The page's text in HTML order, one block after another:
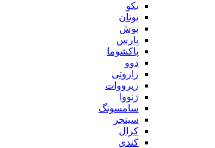
بکو
بوتان
بوش
پارس
پاکشوما
دوو
زاروتی
زیرووات
ژنووا
سامسونگ
سینجر
کرال
کندی